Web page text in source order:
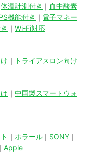
体温計測付き ｜ 血中酸素
機能付き ｜ 電子マネー
｜ Wi-Fi対応
｜ トライアスロン向け
｜ 中国製スマートウォ
｜ ポラール ｜ SONY ｜
｜ Apple